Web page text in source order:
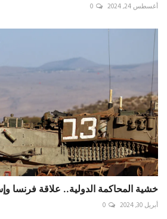
أغسطس 24, 2024 0
خشية المحاكمة الدولية.. علاقة فرنسا
أبريل 30, 2024 0